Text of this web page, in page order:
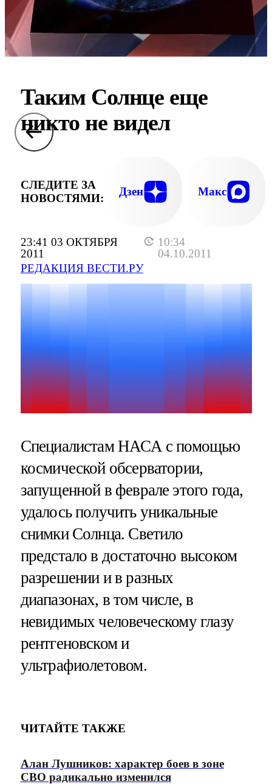
23:41 03 ОКТЯБРЯ
2011
10:34
04.10.2011
РЕДАКЦИЯ ВЕСТИ.РУ
Таким Солнце еще
никто не видел
СЛЕДИТЕ ЗА
НОВОСТЯМИ:
Дзен Макс
Специалистам НАСА с помощью
космической обсерватории,
запущенной в феврале этого года,
удалось получить уникальные
снимки Солнца. Светило
предстало в достаточно высоком
разрешении и в разных
диапазонах, в том числе, в
невидимых человеческому глазу
рентгеновском и
ультрафиолетовом.
ЧИТАЙТЕ ТАКЖЕ
Алан Лушников: характер боев в зоне
СВО радикально изменился